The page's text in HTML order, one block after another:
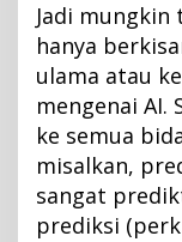
Jadi mungkin
hanya
ulama atau
mengenai AI.
ke semua
misalkan,
sangat
prediksi